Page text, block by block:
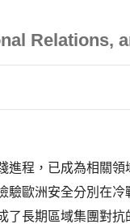
Relations,
程，已成為相關
歐洲安全分別在
長期區域集團對